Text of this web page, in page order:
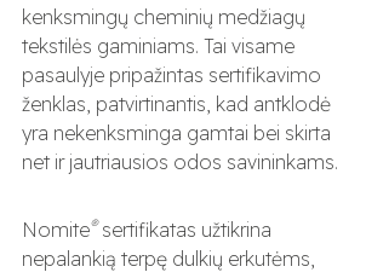
kenksmingų cheminių medžiagų
tekstilės gaminiams. Tai visame
pasaulyje pripažintas sertifikavimo
ženklas, patvirtinantis, kad antklodė
yra nekenksminga gamtai bei skirta
net ir jautriausios odos savininkams.
Nomite®sertifikatas užtikrina
nepalankią terpę dulkių erkutėms,